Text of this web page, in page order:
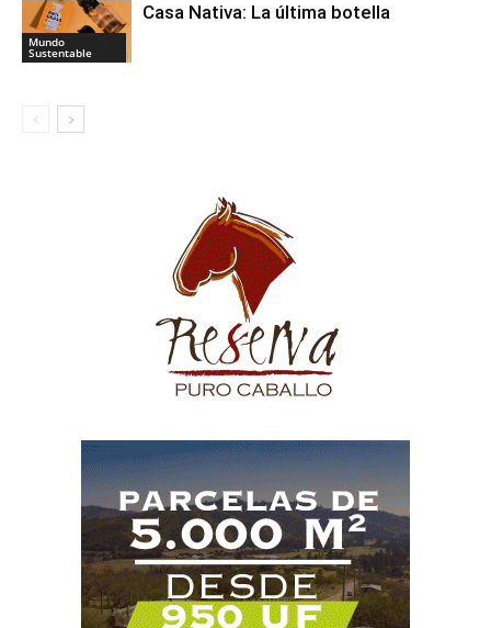
Mundo
Sustentable
Casa Nativa: La última botella